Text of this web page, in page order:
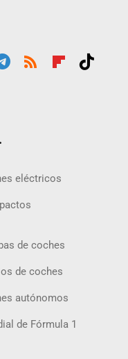
eléctricos
de coches
de coches
autónomos
de Fórmula 1